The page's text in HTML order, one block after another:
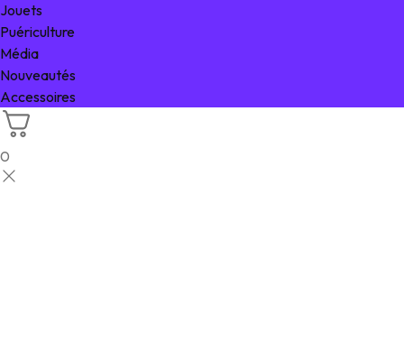
Jouets
Puériculture
Média
Nouveautés
Accessoires
0